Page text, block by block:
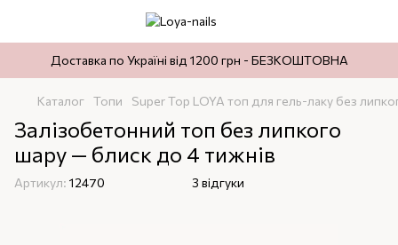
Доставка по Україні від 1200 грн - БЕЗКОШТОВНА
Каталог Топи Super Top LOYA топ для гель-лаку без
Залізобетонний топ без липкого
шару — блиск до 4 тижнів
Артикул: 12470 3 відгуки